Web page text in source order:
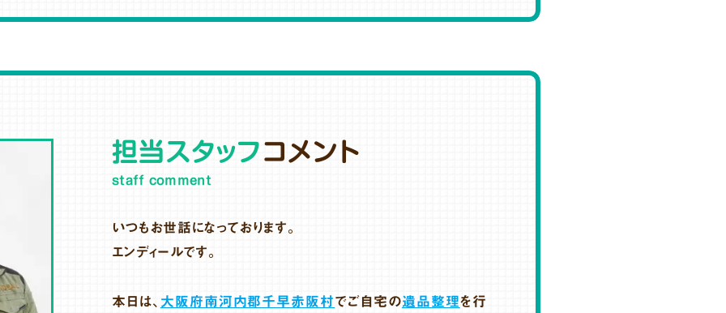
担当スタッフコメント
staff comment
いつもお世話になっております。
エンディールです。
本日は、 大阪府南河内郡千早赤阪村でご自宅の遺品整理を行